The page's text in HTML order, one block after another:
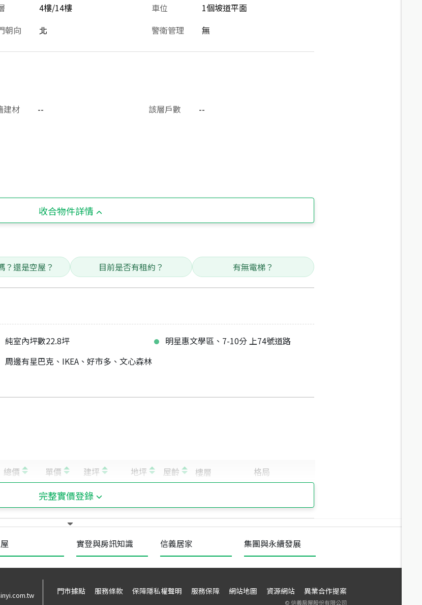
4樓/14樓 車位
1個坡道平面
朝向 北 警衛管理 無
建材 -- 該層戶數
--
收合物件詳情
？還是空屋？ 目前是否有租約？ 有無電梯？
純室內坪數22.8坪
明星惠文學區、7-10分 上74號道路
周邊有星巴克、IKEA、好市多、文心森林
完整實價登錄
實登與房訊知識 信義居家 集團與永續發展
門市據點 服務條款 保障隱私權聲明 服務保障 網站地圖 資源網站 異業合作提案
©信義房屋股份有限公司